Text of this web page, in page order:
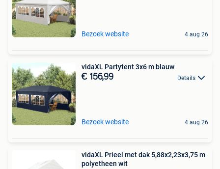
Bezoek website 4 aug 26
vidaXL Partytent 3x6 m blauw
€ 156,99 Details
Bezoek website 4 aug 26
vidaXL Prieel met dak 5,88x2,23x3,75 m
polyetheen wit